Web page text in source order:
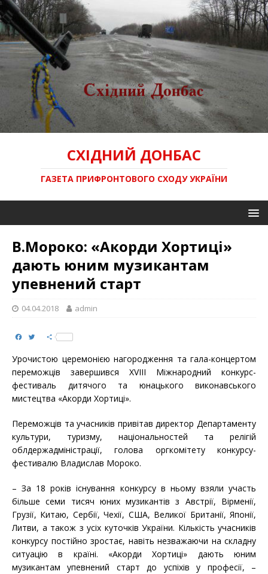
СХІДНИЙ ДОНБАС
ГАЗЕТА ПРИФРОНТОВОГО СХОДУ УКРАЇНИ
В.Мороко: «Акорди Хортиці»
дають юним музикантам
упевнений старт
04.04.2018 admin
e
b
o
o
k
t
t
e
r
S
h
r
e
Урочистою церемонією нагородження та гала-концертом
переможців завершився XVIІI Міжнародний конкурс-
фестиваль дитячого та юнацького виконавського
мистецтва «Акорди Хортиці».
Переможців та учасників привітав директор Департаменту
культури, туризму, національностей та релігій
облдержадміністрації, голова оргкомітету конкурсу-
фестивалю Владислав Мороко.
– За 18 років існування конкурсу в ньому взяли участь
більше семи тисяч юних музикантів з Австрії, Вірменії,
Грузії, Китаю, Сербії, Чехії, США, Великої Британії, Японії,
Литви, а також з усіх куточків України. Кількість учасників
конкурсу постійно зростає, навіть незважаючи на складну
ситуацію в країні. «Акорди Хортиці» дають юним
музикантам упевнений старт до успіхів у професії, –